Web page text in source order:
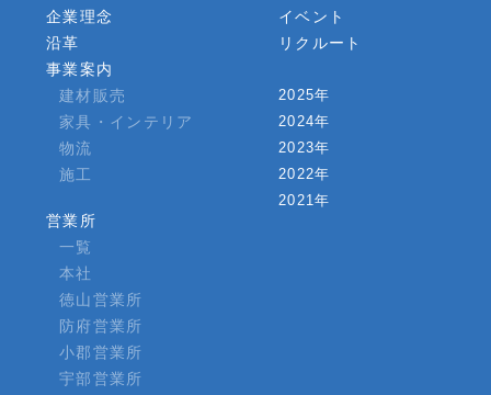
企業理念
沿革
事業案内
建材販売
家具・インテリア
物流
施工
営業所
一覧
本社
徳山営業所
防府営業所
小郡営業所
宇部営業所
イベント
リクルート
2025年
2024年
2023年
2022年
2021年